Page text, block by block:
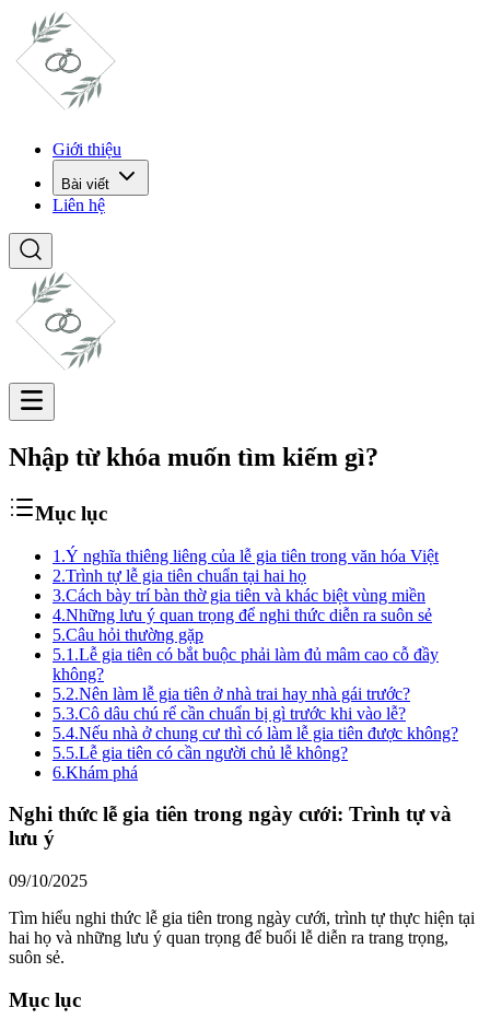
Giới thiệu
Bài viết
Liên hệ
Nhập từ khóa muốn tìm kiếm gì?
Mục lục
1.Ý nghĩa thiêng liêng của lễ gia tiên trong văn hóa Việt
2.Trình tự lễ gia tiên chuẩn tại hai họ
3.Cách bày trí bàn thờ gia tiên và khác biệt vùng miền
4.Những lưu ý quan trọng để nghi thức diễn ra suôn sẻ
5.Câu hỏi thường gặp
5.1.Lễ gia tiên có bắt buộc phải làm đủ mâm cao cỗ đầy
không?
5.2.Nên làm lễ gia tiên ở nhà trai hay nhà gái trước?
5.3.Cô dâu chú rể cần chuẩn bị gì trước khi vào lễ?
5.4.Nếu nhà ở chung cư thì có làm lễ gia tiên được không?
5.5.Lễ gia tiên có cần người chủ lễ không?
6.Khám phá
Nghi thức lễ gia tiên trong ngày cưới: Trình tự và
lưu ý
09/10/2025
Tìm hiểu nghi thức lễ gia tiên trong ngày cưới, trình tự thực hiện tại
hai họ và những lưu ý quan trọng để buổi lễ diễn ra trang trọng,
suôn sẻ.
Mục lục